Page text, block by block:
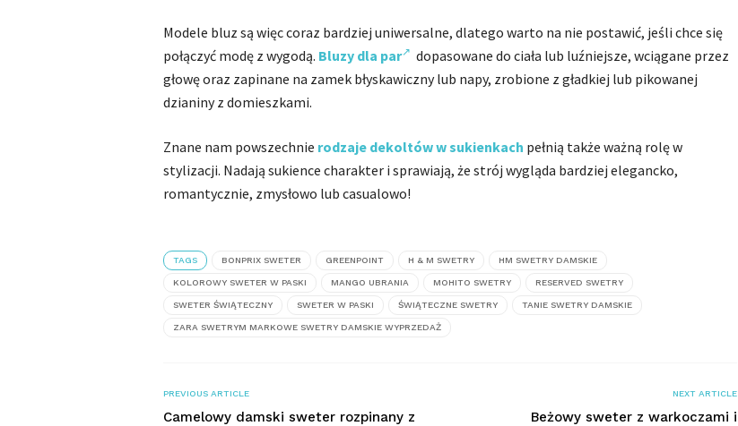
Modele bluz są więc coraz bardziej uniwersalne, dlatego warto na nie postawić, jeśli chce się
połączyć modę z wygodą. Bluzy dla par
dopasowane do ciała lub luźniejsze, wciągane przez
głowę oraz zapinane na zamek błyskawiczny lub napy, zrobione z gładkiej lub pikowanej
dzianiny z domieszkami.
Znane nam powszechnie rodzaje dekoltów w sukienkach pełnią także ważną rolę w
stylizacji. Nadają sukience charakter i sprawiają, że strój wygląda bardziej elegancko,
romantycznie, zmysłowo lub casualowo!
TAGS BONPRIX SWETER GREENPOINT H & M SWETRY HM SWETRY DAMSKIE
KOLOROWY SWETER W PASKI MANGO UBRANIA MOHITO SWETRY RESERVED SWETRY
SWETER ŚWIĄTECZNY SWETER W PASKI ŚWIĄTECZNE SWETRY TANIE SWETRY DAMSKIE
ZARA SWETRYM MARKOWE SWETRY DAMSKIE WYPRZEDAŻ
PREVIOUS ARTICLE
Camelowy damski sweter rozpinany z
NEXT ARTICLE
Beżowy sweter z warkoczami i